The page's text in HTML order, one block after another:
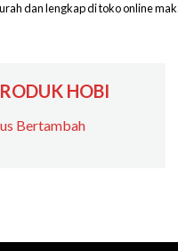
dan lengkap di toko online
HOBI
Bertambah